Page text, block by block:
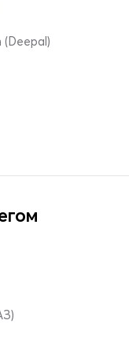
(Deepal)